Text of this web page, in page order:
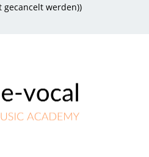
gecancelt werden))